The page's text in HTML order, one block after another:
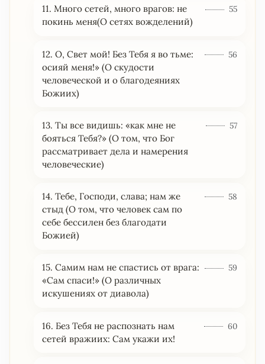
11. Много сетей, много врагов: не
покинь меня(О сетях вожделений)
55
12. О, Свет мой! Без Тебя я во тьме:
осияй меня!» (О скудости
человеческой и о благодеяниях
Божиих)
56
13. Ты все видишь: «как мне не
бояться Тебя?» (О том, что Бог
рассматривает дела и намерения
человеческие)
57
14. Тебе, Господи, слава; нам же
стыд (О том, что человек сам по
себе бессилен без благодати
Божией)
58
15. Самим нам не спастись от врага:
«Сам спаси!» (О различных
искушениях от диавола)
59
16. Без Тебя не распознать нам
сетей вражиих: Сам укажи их!
60